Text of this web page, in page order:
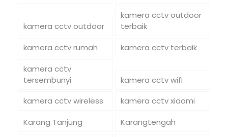
kamera cctv outdoor
kamera cctv outdoor
terbaik
kamera cctv rumah
kamera cctv terbaik
kamera cctv
tersembunyi
kamera cctv wifi
kamera cctv wireless
kamera cctv xiaomi
Karang Tanjung
Karangtengah